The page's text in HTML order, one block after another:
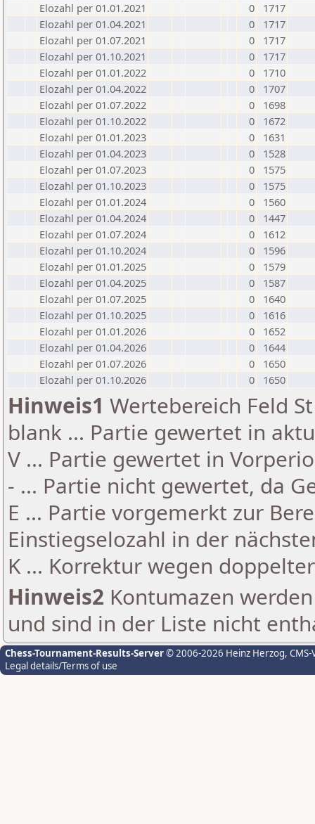
Elozahl per 01.01.2021
0
1717
Elozahl per 01.04.2021
0
1717
Elozahl per 01.07.2021
0
1717
Elozahl per 01.10.2021
0
1717
Elozahl per 01.01.2022
0
1710
Elozahl per 01.04.2022
0
1707
Elozahl per 01.07.2022
0
1698
Elozahl per 01.10.2022
0
1672
Elozahl per 01.01.2023
0
1631
Elozahl per 01.04.2023
0
1528
Elozahl per 01.07.2023
0
1575
Elozahl per 01.10.2023
0
1575
Elozahl per 01.01.2024
0
1560
Elozahl per 01.04.2024
0
1447
Elozahl per 01.07.2024
0
1612
Elozahl per 01.10.2024
0
1596
Elozahl per 01.01.2025
0
1579
Elozahl per 01.04.2025
0
1587
Elozahl per 01.07.2025
0
1640
Elozahl per 01.10.2025
0
1616
Elozahl per 01.01.2026
0
1652
Elozahl per 01.04.2026
0
1644
Elozahl per 01.07.2026
0
1650
Elozahl per 01.10.2026
0 1650
Hinweis1 Wertebereich Feld
blank ... Partie gewertet in
V ... Partie gewertet in
- ... Partie nicht gewertet, da
E ... Partie vorgemerkt zur
Einstiegselozahl in der
K ... Korrektur wegen
Hinweis2 Kontumazen
und sind in der Liste nicht
Chess-Tournament-Results-Server© 2006-2026 Heinz Herzog,
Legal details/Terms of use